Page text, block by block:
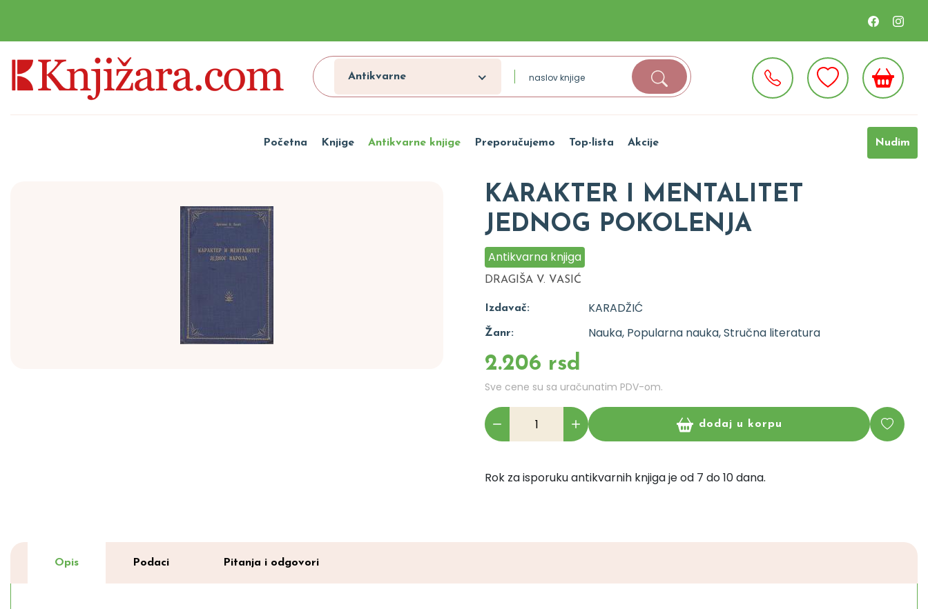
Antikvarne
Početna Knjige Antikvarne knjige Preporučujemo Top-lista Akcije Nudim
KARAKTER I MENTALITET
JEDNOG POKOLENJA
Antikvarna knjiga
DRAGIŠA V. VASIĆ
Izdavač: KARADŽIĆ
Žanr: Nauka, Popularna nauka, Stručna literatura
2.206 rsd
Sve cene su sa uračunatim PDV-om.
dodaj u korpu
Rok za isporuku antikvarnih knjiga je od 7 do 10 dana.
Opis Podaci Pitanja i odgovori